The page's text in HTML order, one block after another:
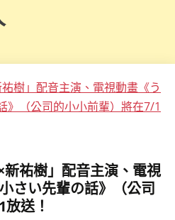
祐樹」配音主演、電視
さい先輩の話》（公司
送！